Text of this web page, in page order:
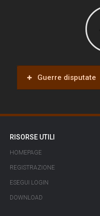
Guerre disputate
RISORSE UTILI
HOMEPAGE
REGISTRAZIONE
ESEGUI LOGIN
DOWNLOAD